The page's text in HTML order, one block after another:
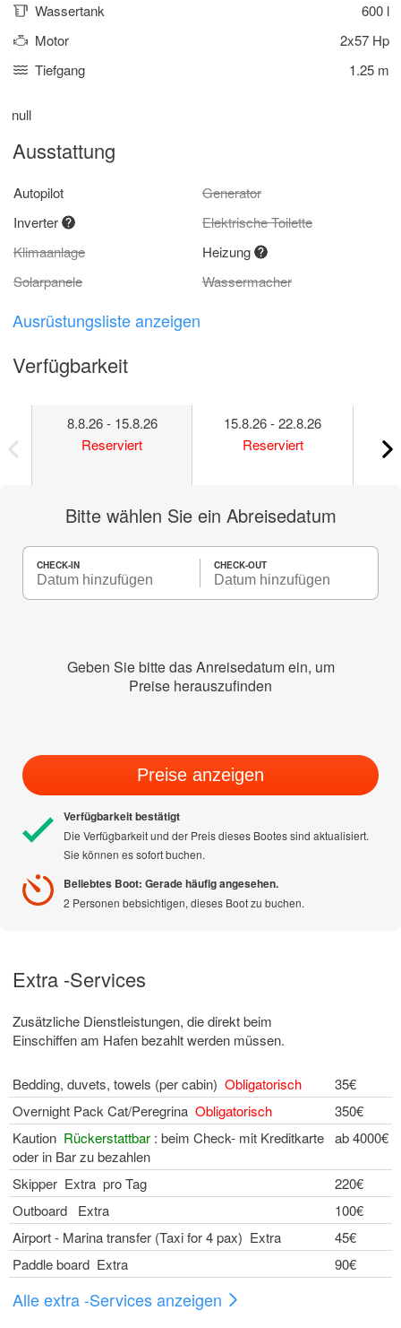
Wassertank
600 l
Motor
2x57 Hp
Tiefgang
1.25 m
null
Ausstattung
Autopilot
Generator
Inverter
Elektrische Toilette
Klimaanlage
Heizung
Solarpanele
Wassermacher
Ausrüstungsliste anzeigen
Verfügbarkeit
8.8.26 - 15.8.26
Reserviert
15.8.26 - 22.8.26
Reserviert
Bitte wählen Sie ein Abreisedatum
CHECK-IN CHECK-OUT
Geben Sie bitte das Anreisedatum ein, um
Preise herauszufinden
Preise anzeigen
Verfügbarkeit bestätigt
Die Verfügbarkeit und der Preis dieses Bootes sind aktualisiert.
Sie können es sofort buchen.
Beliebtes Boot: Gerade häufig angesehen.
2 Personen bebsichtigen, dieses Boot zu buchen.
Extra -Services
Zusätzliche Dienstleistungen, die direkt beim
Einschiffen am Hafen bezahlt werden müssen.
Bedding, duvets, towels (per cabin) Obligatorisch
35€
Overnight Pack Cat/Peregrina Obligatorisch
350€
Kaution Rückerstattbar : beim Check- mit Kreditkarte
oder in Bar zu bezahlen
ab 4000€
Skipper Extra pro Tag
220€
Outboard Extra
100€
Airport - Marina transfer (Taxi for 4 pax) Extra
45€
Paddle board Extra
90€
Alle extra -Services anzeigen